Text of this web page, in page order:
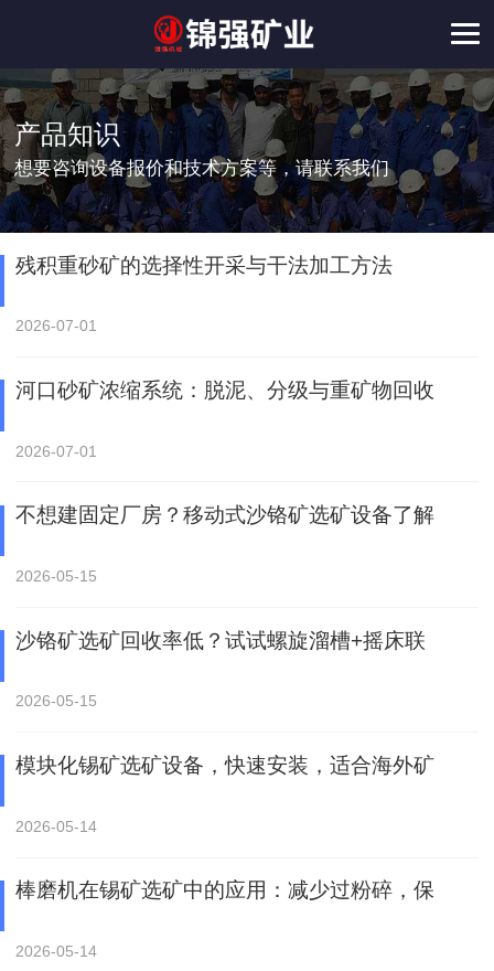
产品知识
想要咨询设备报价和技术方案等，请联系我们
残积重砂矿的选择性开采与干法加工方法
2026-07-01
河口砂矿浓缩系统：脱泥、分级与重矿物回收
2026-07-01
不想建固定厂房？移动式沙铬矿选矿设备了解
2026-05-15
沙铬矿选矿回收率低？试试螺旋溜槽+摇床联
2026-05-15
模块化锡矿选矿设备，快速安装，适合海外矿
2026-05-14
棒磨机在锡矿选矿中的应用：减少过粉碎，保
2026-05-14